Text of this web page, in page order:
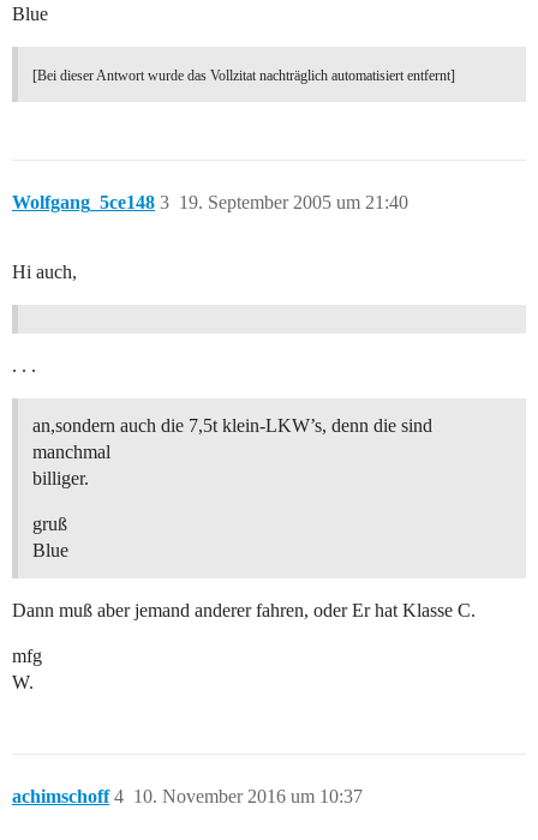
Blue
[Bei dieser Antwort wurde das Vollzitat nachträglich automatisiert entfernt]
Wolfgang_5ce148 19. September 2005 um 21:40
3
Hi auch,
. . .
an,sondern auch die 7,5t klein-LKW’s, denn die sind
manchmal
billiger.
gruß
Blue
Dann muß aber jemand anderer fahren, oder Er hat Klasse C.
mfg
W.
achimschoff 10. November 2016 um 10:37
4